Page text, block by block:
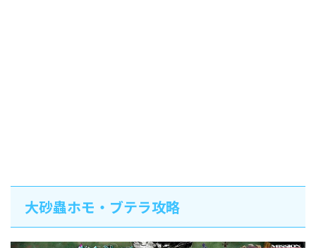
大砂蟲ホモ・ブテラ攻略